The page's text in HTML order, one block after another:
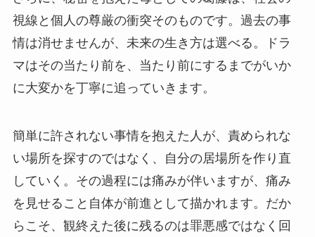
視線と個人の尊厳の衝突そのものです。過去の事
情は消せませんが、未来の生き方は選べる。ドラ
マはその当たり前を、当たり前にするまでがいか
に大変かを丁寧に追っていきます。
簡単に許されない事情を抱えた人が、責められな
い場所を探すのではなく、自分の居場所を作り直
していく。その過程には痛みが伴いますが、痛み
を見せること自体が前進として描かれます。だか
らこそ、観終えた後に残るのは罪悪感ではなく回